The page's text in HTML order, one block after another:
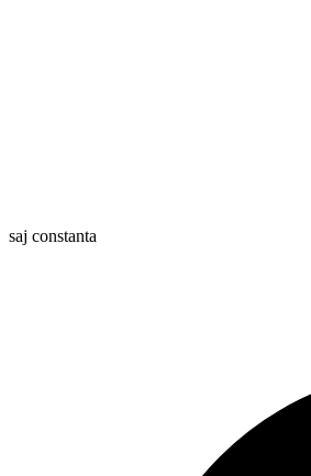
saj constanta